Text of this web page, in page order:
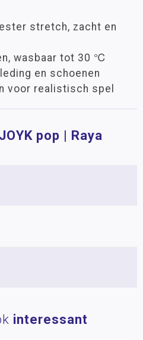
stretch, zacht en
wasbaar tot 30 ℃
en schoenen
voor realistisch spel
pop | Raya
interessant